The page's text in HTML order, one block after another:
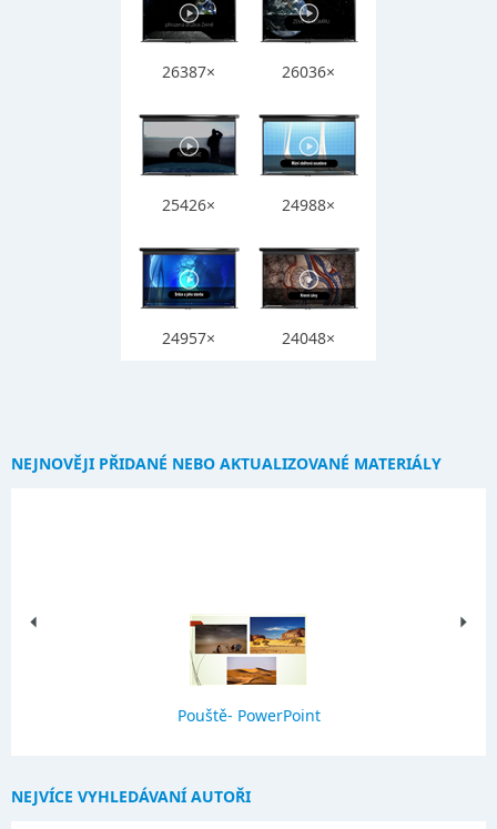
26387× 26036×
25426× 24988×
24957× 24048×
NEJNOVĚJI PŘIDANÉ NEBO AKTUALIZOVANÉ MATERIÁLY
Pouště- PowerPoint
NEJVÍCE VYHLEDÁVANÍ AUTOŘI